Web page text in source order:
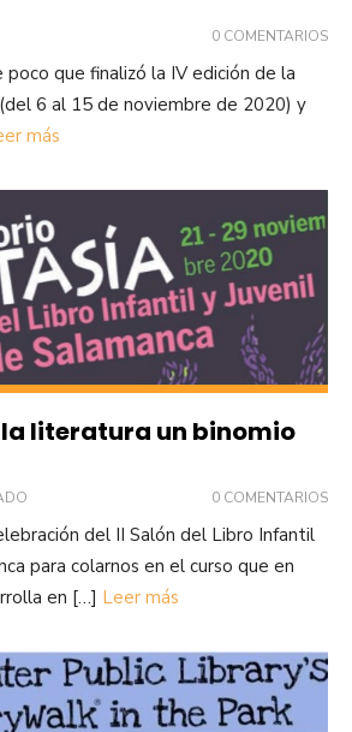
0 COMENTARIOS
que finalizó la IV edición de la
6 al 15 de noviembre de 2020) y
más
literatura un binomio
0 COMENTARIOS
del II Salón del Libro Infantil
para colarnos en el curso que en
en […] Leer más